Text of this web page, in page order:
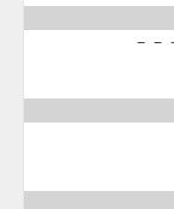
- - -